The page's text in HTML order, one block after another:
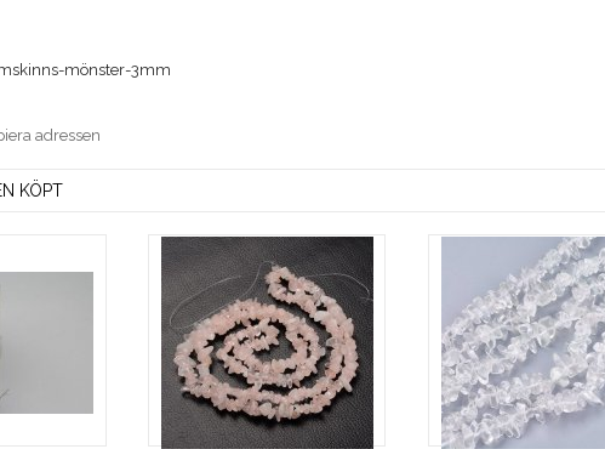
mönster-3mm
adressen
KÖPT